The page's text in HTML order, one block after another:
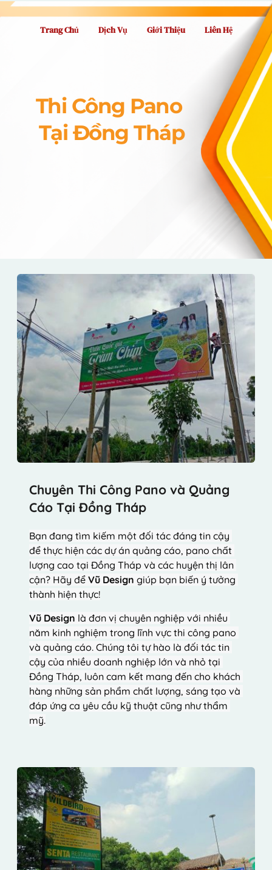
Trang Chủ Dịch Vụ Giới Thiệu Liên Hệ
Thi Công Pano
Tại Đồng Tháp
Chuyên Thi Công Pano và Quảng
Cáo Tại Đồng Tháp
Bạn đang tìm kiếm một đối tác đáng tin cậy
để thực hiện các dự án quảng cáo, pano chất
lượng cao tại Đồng Tháp và các huyện thị lân
cận? Hãy để Vũ Design giúp bạn biến ý tưởng
thành hiện thực!
Vũ Design là đơn vị chuyên nghiệp với nhiều
năm kinh nghiệm trong lĩnh vực thi công pano
và quảng cáo. Chúng tôi tự hào là đối tác tin
cậy của nhiều doanh nghiệp lớn và nhỏ tại
Đồng Tháp, luôn cam kết mang đến cho khách
hàng những sản phẩm chất lượng, sáng tạo và
đáp ứng ca yêu cầu kỹ thuật cũng như thẩm
mỹ.